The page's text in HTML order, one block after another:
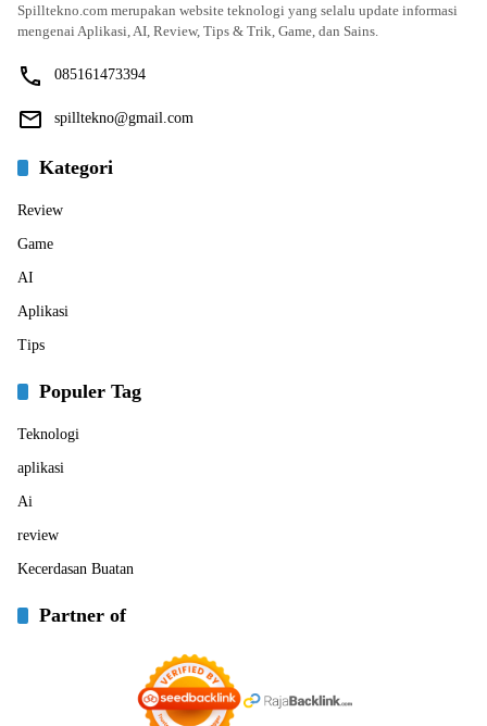
Spilltekno.com merupakan website teknologi yang selalu update informasi
mengenai Aplikasi, AI, Review, Tips & Trik, Game, dan Sains.
085161473394
spilltekno@gmail.com
Kategori
Review
Game
AI
Aplikasi
Tips
Populer Tag
Teknologi
aplikasi
Ai
review
Kecerdasan Buatan
Partner of